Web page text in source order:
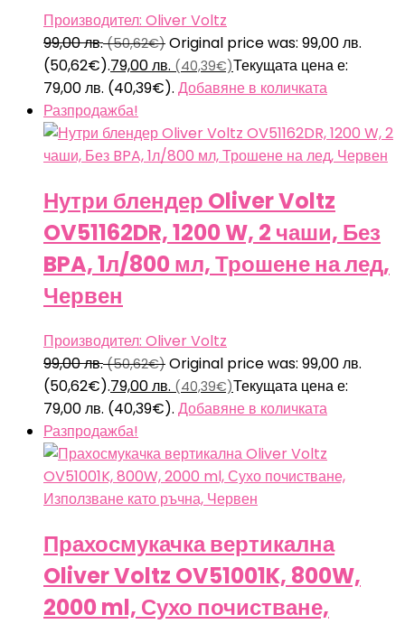
Производител: Oliver Voltz
99,00лв.(50,62€) Original price was: 99,00 лв.
(50,62€).79,00лв. (40,39€)Текущата цена е:
79,00 лв. (40,39€). Добавяне в количката
Разпродажба!
Нутри блендер Oliver Voltz
OV51162DR, 1200 W, 2 чаши, Без
BPA, 1л/800 мл, Трошене на лед,
Червен
Производител: Oliver Voltz
99,00лв.(50,62€) Original price was: 99,00 лв.
(50,62€).79,00лв. (40,39€)Текущата цена е:
79,00 лв. (40,39€). Добавяне в количката
Разпродажба!
Прахосмукачка вертикална
Oliver Voltz OV51001K, 800W,
2000 ml, Сухо почистване,